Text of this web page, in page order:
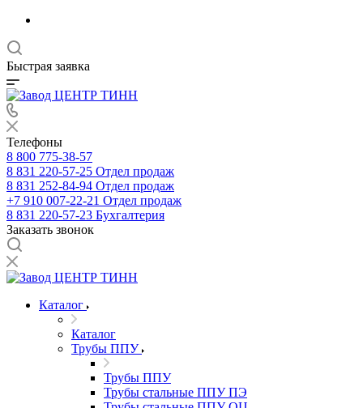
Быстрая заявка
Телефоны
8 800 775-38-57
8 831 220-57-25 Отдел продаж
8 831 252-84-94 Отдел продаж
+7 910 007-22-21 Отдел продаж
8 831 220-57-23 Бухгалтерия
Заказать звонок
Каталог
Каталог
Трубы ППУ
Трубы ППУ
Трубы стальные ППУ ПЭ